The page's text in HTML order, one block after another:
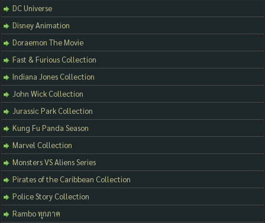
DC Universe
Disney Animation
Doraemon The Movie
Fast & Furious Collection
Indiana Jones Collection
John Wick Collection
Jurassic Park Collection
Kung Fu Panda Season
Marvel Collection
Monsters VS Aliens Series
Pirates of the Caribbean Collection
Police Story Collection
Rambo ทุกภาค